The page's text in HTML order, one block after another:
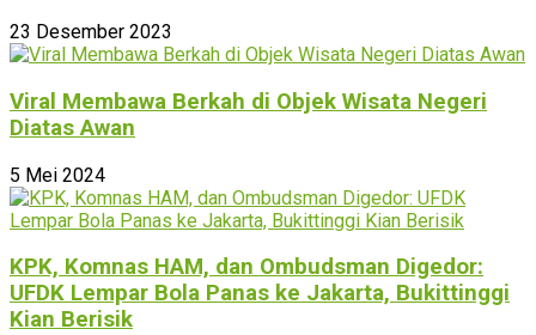
23 Desember 2023
Viral Membawa Berkah di Objek Wisata Negeri
Diatas Awan
5 Mei 2024
KPK, Komnas HAM, dan Ombudsman Digedor:
UFDK Lempar Bola Panas ke Jakarta, Bukittinggi
Kian Berisik